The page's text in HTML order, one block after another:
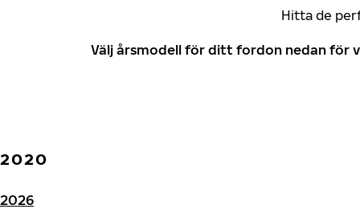
Hitta de
Välj årsmodell för ditt fordon nedan för
2020
2026